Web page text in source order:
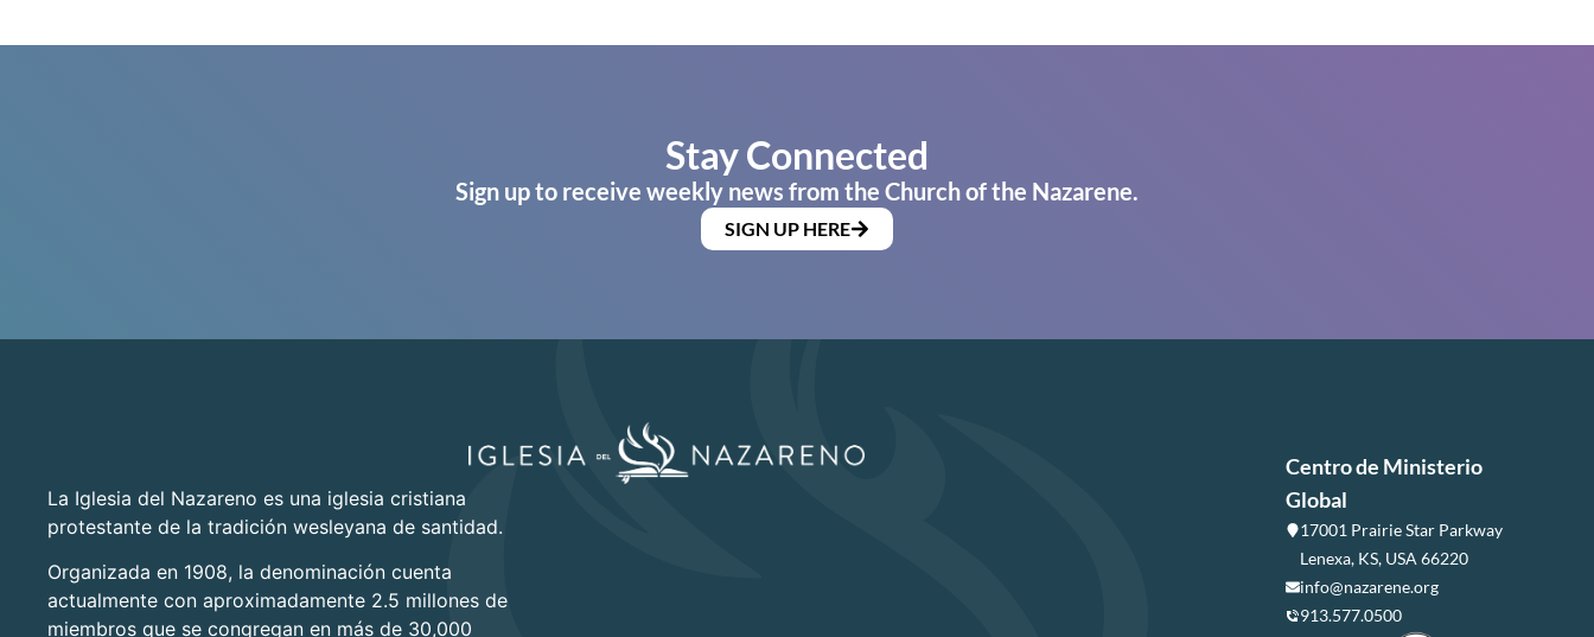
Stay Connected
Sign up to receive weekly news from the Church of the Nazarene.
SIGN UP HERE
La Iglesia del Nazareno es una iglesia cristiana
protestante de la tradición wesleyana de santidad.
Organizada en 1908, la denominación cuenta
actualmente con aproximadamente 2.5 millones de
miembros que se congregan en más de 30,000
Centro de Ministerio
Global
17001 Prairie Star Parkway
Lenexa, KS, USA 66220
info@nazarene.org
913.577.0500